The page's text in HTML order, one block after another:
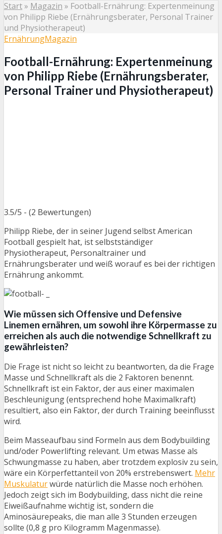
Start» Magazin » Football-Ernährung: Expertenmeinung
von Philipp Riebe (Ernährungsberater, Personal Trainer
und Physiotherapeut)
ErnährungMagazin
Football-Ernährung: Expertenmeinung
von Philipp Riebe (Ernährungsberater,
Personal Trainer und Physiotherapeut)
3.5/5 - (2 Bewertungen)
Philipp Riebe, der in seiner Jugend selbst American
Football gespielt hat, ist selbstständiger
Physiotherapeut, Personaltrainer und
Ernährungsberater und weiß worauf es bei der richtigen
Ernährung ankommt.
Wie müssen sich Offensive und Defensive
Linemen ernähren, um sowohl ihre Körpermasse zu
erreichen als auch die notwendige Schnellkraft zu
gewährleisten?
Die Frage ist nicht so leicht zu beantworten, da die Frage
Masse und Schnellkraft als die 2 Faktoren benennt.
Schnellkraft ist ein Faktor, der aus einer maximalen
Beschleunigung (entsprechend hohe Maximalkraft)
resultiert, also ein Faktor, der durch Training beeinflusst
wird.
Beim Masseaufbau sind Formeln aus dem Bodybuilding
und/oder Powerlifting relevant. Um etwas Masse als
Schwungmasse zu haben, aber trotzdem explosiv zu sein,
wäre ein Körperfettanteil von 20% erstrebenswert. Mehr
Muskulaturwürde natürlich die Masse noch erhöhen.
Jedoch zeigt sich im Bodybuilding, dass nicht die reine
Eiweißaufnahme wichtig ist, sondern die
Aminosäurepeaks, die man alle 3 Stunden erzeugen
sollte (0,8 g pro Kilogramm Magenmasse).